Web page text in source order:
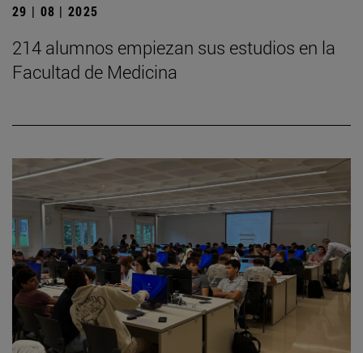
29 | 08 | 2025
214 alumnos empiezan sus estudios en la
Facultad de Medicina